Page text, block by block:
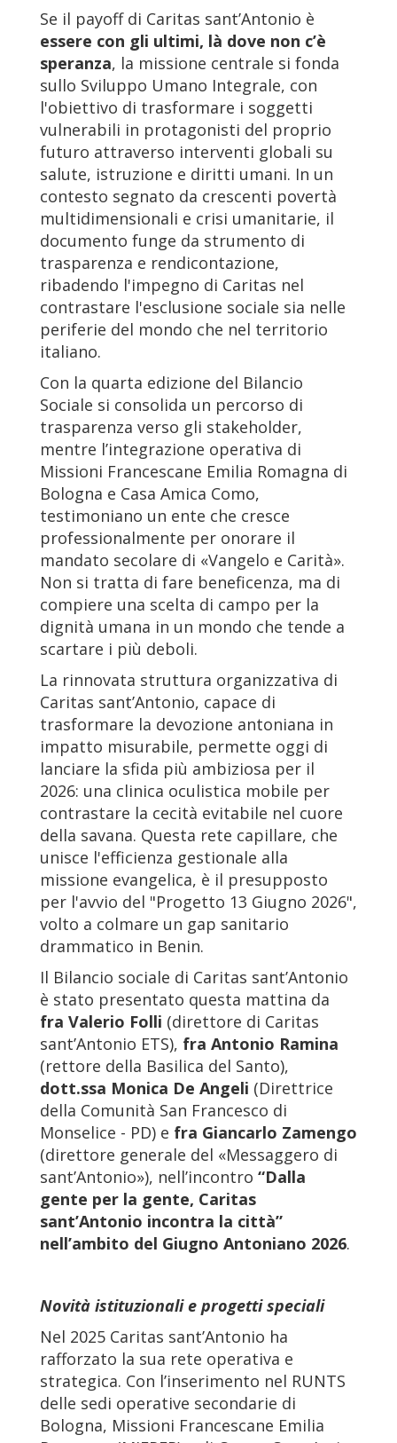
Se il payoff di Caritas sant’Antonio è
essere con gli ultimi, là dove non c’è
speranza, la missione centrale si fonda
sullo Sviluppo Umano Integrale, con
l'obiettivo di trasformare i soggetti
vulnerabili in protagonisti del proprio
futuro attraverso interventi globali su
salute, istruzione e diritti umani. In un
contesto segnato da crescenti povertà
multidimensionali e crisi umanitarie, il
documento funge da strumento di
trasparenza e rendicontazione,
ribadendo l'impegno di Caritas nel
contrastare l'esclusione sociale sia nelle
periferie del mondo che nel territorio
italiano.
Con la quarta edizione del Bilancio
Sociale si consolida un percorso di
trasparenza verso gli stakeholder,
mentre l’integrazione operativa di
Missioni Francescane Emilia Romagna di
Bologna e Casa Amica Como,
testimoniano un ente che cresce
professionalmente per onorare il
mandato secolare di «Vangelo e Carità».
Non si tratta di fare beneficenza, ma di
compiere una scelta di campo per la
dignità umana in un mondo che tende a
scartare i più deboli.
La rinnovata struttura organizzativa di
Caritas sant’Antonio, capace di
trasformare la devozione antoniana in
impatto misurabile, permette oggi di
lanciare la sfida più ambiziosa per il
2026: una clinica oculistica mobile per
contrastare la cecità evitabile nel cuore
della savana. Questa rete capillare, che
unisce l'efficienza gestionale alla
missione evangelica, è il presupposto
per l'avvio del "Progetto 13 Giugno 2026",
volto a colmare un gap sanitario
drammatico in Benin.
Il Bilancio sociale di Caritas sant’Antonio
è stato presentato questa mattina da
fra Valerio Folli (direttore di Caritas
sant’Antonio ETS), fra Antonio Ramina
(rettore della Basilica del Santo),
dott.ssa Monica De Angeli (Direttrice
della Comunità San Francesco di
Monselice - PD) e fra Giancarlo Zamengo
(direttore generale del «Messaggero di
sant’Antonio»), nell’incontro “Dalla
gente per la gente, Caritas
sant’Antonio incontra la città”
nell’ambito del Giugno Antoniano 2026.
Novità istituzionali e progetti speciali
Nel 2025 Caritas sant’Antonio ha
rafforzato la sua rete operativa e
strategica. Con l’inserimento nel RUNTS
delle sedi operative secondarie di
Bologna, Missioni Francescane Emilia